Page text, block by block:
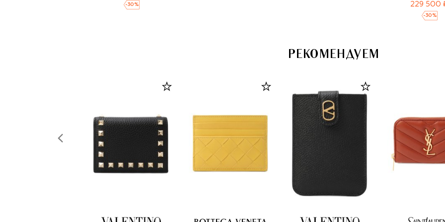
-30 % 229 500
-30 %
РЕКОМЕНДУЕМ